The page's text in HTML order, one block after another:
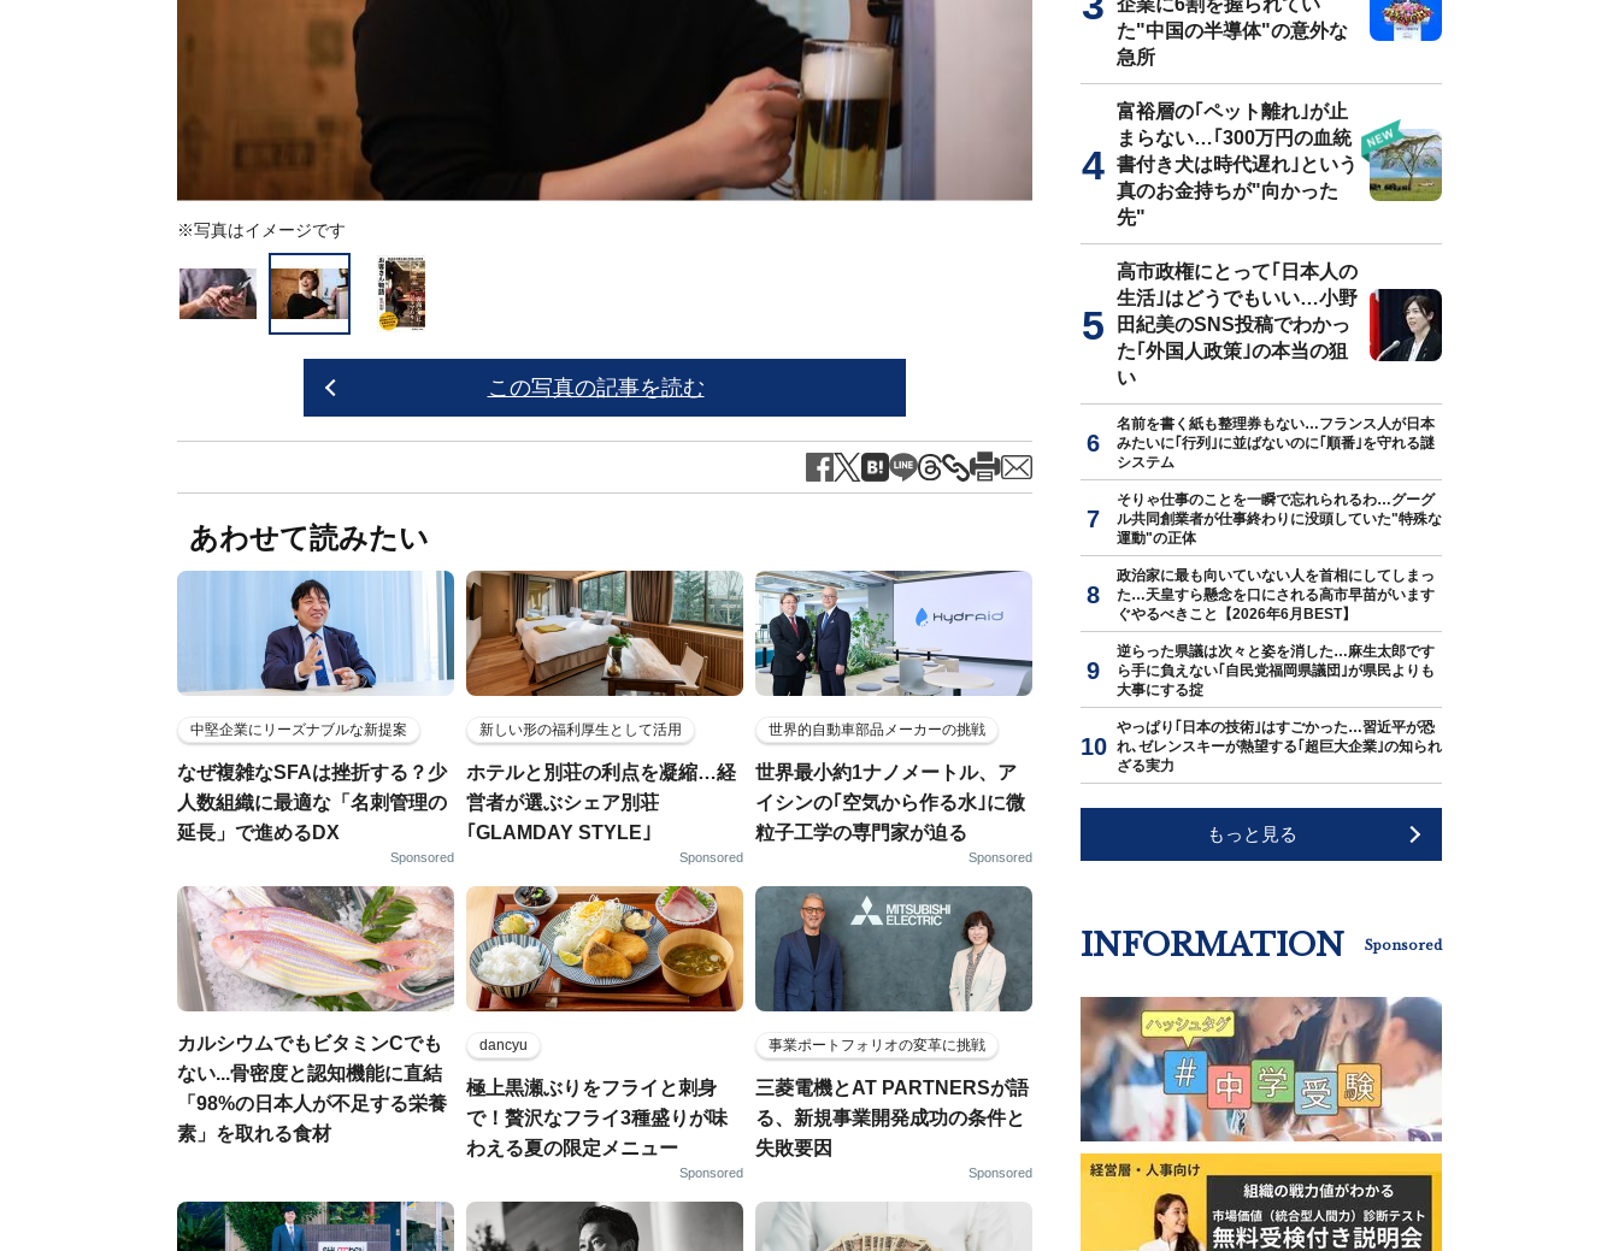
※写真はイメージです 稲田 俊輔『お客さん物語 飲食店の舞台裏と料理人の本音』（新潮社）
この写真の記事を読む
あわせて読みたい
中堅企業にリーズナブルな新提案
なぜ複雑なSFAは挫折する？少
人数組織に最適な「名刺管理の
延長」で進めるDX
Sponsored
新しい形の福利厚生として活用
ホテルと別荘の利点を凝縮…経
営者が選ぶシェア別荘
｢GLAMDAY STYLE｣
Sponsored
世界的自動車部品メーカーの挑戦
世界最小約1ナノメートル、ア
イシンの｢空気から作る水｣に微
粒子工学の専門家が迫る
Sponsored
カルシウムでもビタミンCでも
ない...骨密度と認知機能に直結
「98%の日本人が不足する栄養
素」を取れる食材
dancyu
極上黒瀬ぶりをフライと刺身
で！贅沢なフライ3種盛りが味
わえる夏の限定メニュー
Sponsored
事業ポートフォリオの変革に挑戦
三菱電機とAT PARTNERSが語
る、新規事業開発成功の条件と
失敗要因
Sponsored
企業に6割を握られてい
た"中国の半導体"の意外な
急所
富裕層の｢ペット離れ｣が止
まらない…｢300万円の血統
書付き犬は時代遅れ｣という
真のお金持ちが"向かった
先"
高市政権にとって｢日本人の
生活｣はどうでもいい…小野
田紀美のSNS投稿でわかっ
た｢外国人政策｣の本当の狙
い
名前を書く紙も整理券もない…フランス人が日本
みたいに｢行列｣に並ばないのに｢順番｣を守れる謎
システム
そりゃ仕事のことを一瞬で忘れられるわ…グーグ
ル共同創業者が仕事終わりに没頭していた"特殊な
運動"の正体
政治家に最も向いていない人を首相にしてしまっ
た…天皇すら懸念を口にされる高市早苗がいます
ぐやるべきこと【2026年6月BEST】
逆らった県議は次々と姿を消した…麻生太郎です
ら手に負えない｢自民党福岡県議団｣が県民よりも
大事にする掟
やっぱり｢日本の技術｣はすごかった…習近平が恐
れ､ゼレンスキーが熱望する｢超巨大企業｣の知られ
ざる実力
もっと見る
INFORMATION Sponsored